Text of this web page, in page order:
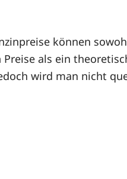
können
als ein
wird man nicht